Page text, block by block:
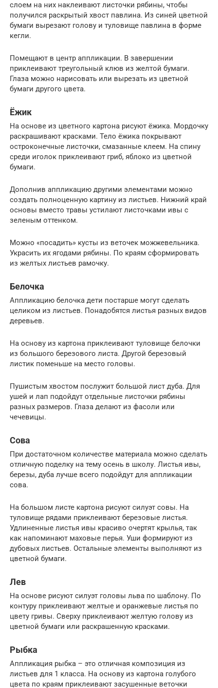
слоем на них наклеивают листочки рябины, чтобы
получился раскрытый хвост павлина. Из синей цветной
бумаги вырезают голову и туловище павлина в форме
кегли.
Помещают в центр аппликации. В завершении
приклеивают треугольный клюв из желтой бумаги.
Глаза можно нарисовать или вырезать из цветной
бумаги другого цвета.
Ёжик
На основе из цветного картона рисуют ёжика. Мордочку
раскрашивают красками. Тело ёжика покрывают
остроконечные листочки, смазанные клеем. На спину
среди иголок приклеивают гриб, яблоко из цветной
бумаги.
Дополнив аппликацию другими элементами можно
создать полноценную картину из листьев. Нижний край
основы вместо травы устилают листочками ивы с
зеленым оттенком.
Можно «посадить» кусты из веточек можжевельника.
Украсить их ягодами рябины. По краям сформировать
из желтых листьев рамочку.
Белочка
Аппликацию белочка дети постарше могут сделать
целиком из листьев. Понадобятся листья разных видов
деревьев.
На основу из картона приклеивают туловище белочки
из большого березового листа. Другой березовый
листик поменьше на место головы.
Пушистым хвостом послужит большой лист дуба. Для
ушей и лап подойдут отдельные листочки рябины
разных размеров. Глаза делают из фасоли или
чечевицы.
Сова
При достаточном количестве материала можно сделать
отличную поделку на тему осень в школу. Листья ивы,
березы, дуба лучше всего подойдут для аппликации
сова.
На большом листе картона рисуют силуэт совы. На
туловище рядами приклеивают березовые листья.
Удлиненные листья ивы красиво очертят крылья, так
как напоминают маховые перья. Уши формируют из
дубовых листьев. Остальные элементы выполняют из
цветной бумаги.
Лев
На основе рисуют силуэт головы льва по шаблону. По
контуру приклеивают желтые и оранжевые листья по
цвету гривы. Сверху приклеивают желтую голову из
цветной бумаги или раскрашенную красками.
Рыбка
Аппликация рыбка – это отличная композиция из
листьев для 1 класса. На основу из картона голубого
цвета по краям приклеивают засушенные веточки